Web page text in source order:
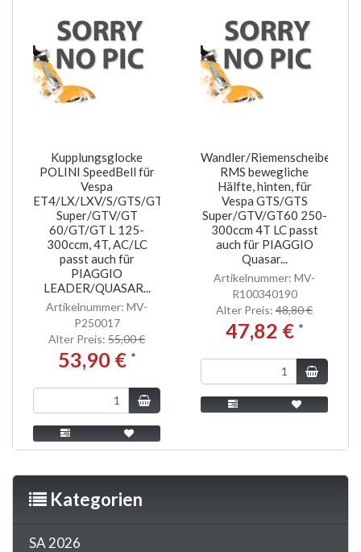
Kupplungsglocke
POLINI SpeedBell für
Vespa
ET4/LX/LXV/S/GTS/GTS
Super/GTV/GT
60/GT/GT L 125-
300ccm, 4T, AC/LC
passt auch für
PIAGGIO
LEADER/QUASAR...
Artikelnummer: MV-
P250017
Alter Preis: 55,00 €
53,90 € *
Wandler/Riemenscheibe
RMS bewegliche
Hälfte, hinten, für
Vespa GTS/GTS
Super/GTV/GT60 250-
300ccm 4T LC passt
auch für PIAGGIO
Quasar...
Artikelnummer: MV-
R100340190
Alter Preis: 48,80 €
47,82 € *
Kategorien
SA 2026